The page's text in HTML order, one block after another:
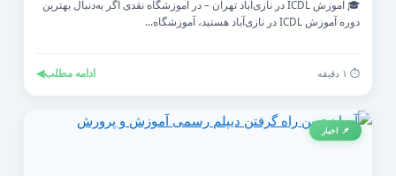
🎓 آموزش ICDL در نازی‌آباد تهران – در آموزشگاه نقدی اگر به‌دنبال بهترین
دوره آموزش ICDL در نازی‌آباد هستید، آموزشگاه...
ادامه مطلب◀
📌 اخبار